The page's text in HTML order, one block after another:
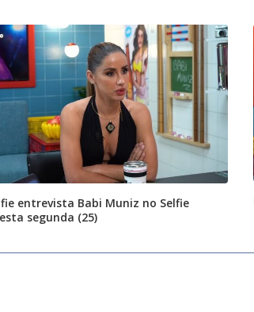
entrevista Babi Muniz no Selfie
segunda (25)